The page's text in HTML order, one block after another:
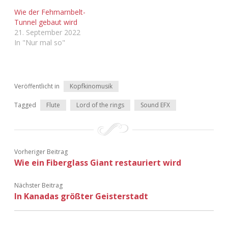
Wie der Fehmarnbelt-
Tunnel gebaut wird
21. September 2022
In "Nur mal so"
Veröffentlicht in Kopfkinomusik
Tagged Flute Lord of the rings Sound EFX
Vorheriger Beitrag
Wie ein Fiberglass Giant restauriert wird
Nächster Beitrag
In Kanadas größter Geisterstadt